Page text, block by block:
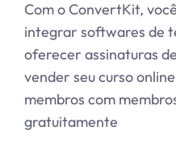
Com o ConvertKit,
integrar softwares de
oferecer assinaturas
vender seu curso
membros com
gratuitamente